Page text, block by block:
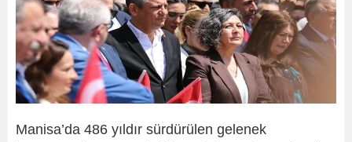
Manisa’da 486 yıldır sürdürülen gelenek